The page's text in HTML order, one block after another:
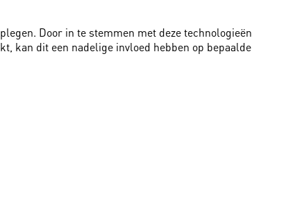
Door in te stemmen met deze technologieën
kan dit een nadelige invloed hebben op bepaalde